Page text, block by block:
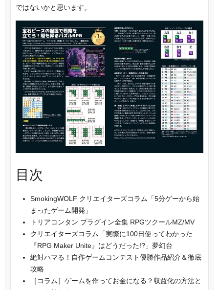
ではないかと思います。
目次
SmokingWOLF クリエイターズコラム「5分ゲーから始
まったゲーム開発」
トリアコンタン プラグイン全集 RPGツクールMZ/MV
クリエイターズコラム「実際に100日使ってわかった
『RPG Maker Unite』はどうだった!?」夢幻台
絶対ハマる！自作ゲームコンテスト優勝作品紹介＆徹底
攻略
［コラム］ゲームを作ってお金になる？収益化の方法と